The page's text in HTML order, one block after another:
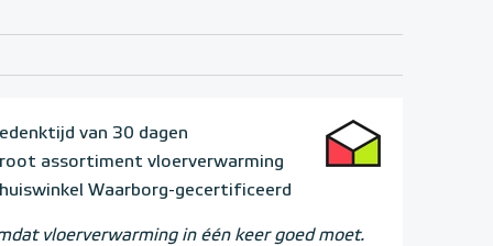
van 30 dagen
assortiment vloerverwarming
Waarborg-gecertificeerd
vloerverwarming in één keer goed moet.